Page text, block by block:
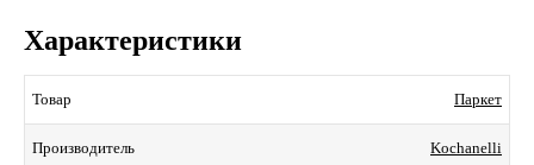
Характеристики
Товар Паркет
Производитель Kochanelli